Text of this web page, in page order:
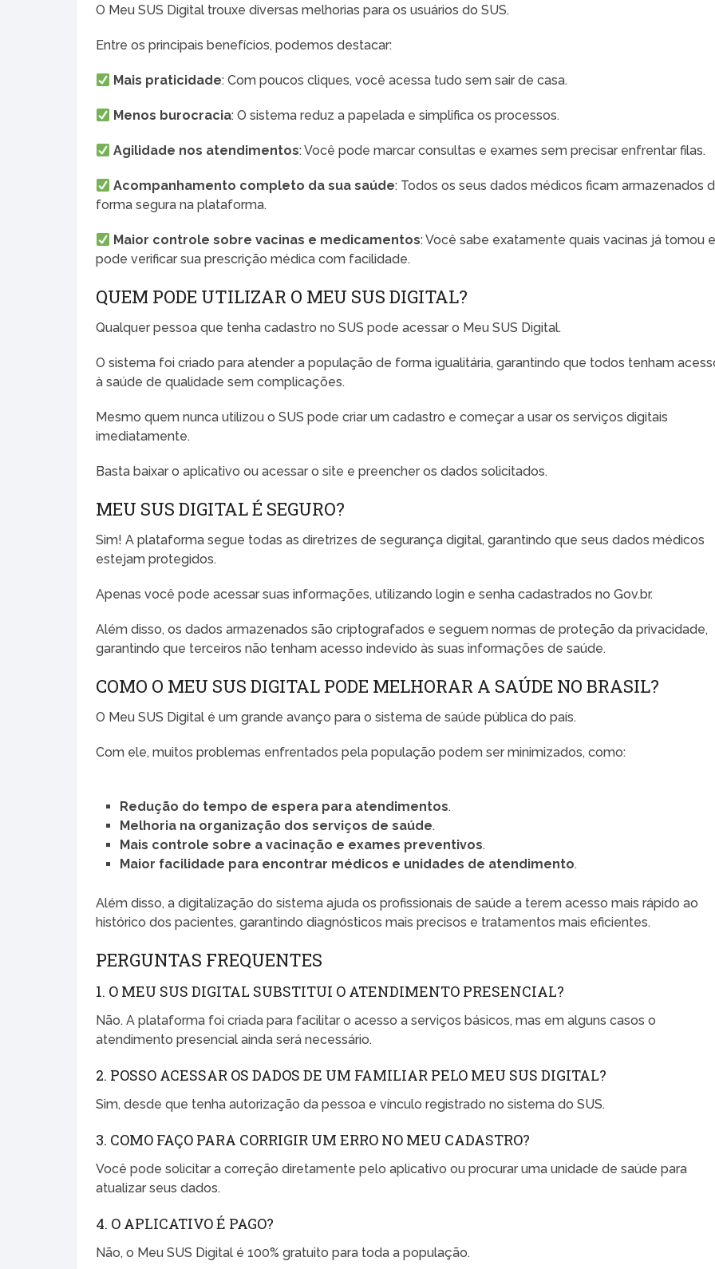
O Meu SUS Digital trouxe diversas melhorias para os usuários do SUS.
Entre os principais benefícios, podemos destacar:
Mais praticidade: Com poucos cliques, você acessa tudo sem sair de casa.
Menos burocracia: O sistema reduz a papelada e simplifica os processos.
Agilidade nos atendimentos: Você pode marcar consultas e exames sem precisar enfrentar filas.
Acompanhamento completo da sua saúde: Todos os seus dados médicos ficam armazenados
forma segura na plataforma.
Maior controle sobre vacinas e medicamentos: Você sabe exatamente quais vacinas já tomou
pode verificar sua prescrição médica com facilidade.
QUEM PODE UTILIZAR O MEU SUS DIGITAL?
Qualquer pessoa que tenha cadastro no SUS pode acessar o Meu SUS Digital.
O sistema foi criado para atender a população de forma igualitária, garantindo que todos tenham
à saúde de qualidade sem complicações.
Mesmo quem nunca utilizou o SUS pode criar um cadastro e começar a usar os serviços digitais
imediatamente.
Basta baixar o aplicativo ou acessar o site e preencher os dados solicitados.
MEU SUS DIGITAL É SEGURO?
Sim! A plataforma segue todas as diretrizes de segurança digital, garantindo que seus dados médicos
estejam protegidos.
Apenas você pode acessar suas informações, utilizando login e senha cadastrados no Gov.br.
Além disso, os dados armazenados são criptografados e seguem normas de proteção da privacidade,
garantindo que terceiros não tenham acesso indevido às suas informações de saúde.
COMO O MEU SUS DIGITAL PODE MELHORAR A SAÚDE NO BRASIL?
O Meu SUS Digital é um grande avanço para o sistema de saúde pública do país.
Com ele, muitos problemas enfrentados pela população podem ser minimizados, como:
Redução do tempo de espera para atendimentos.
Melhoria na organização dos serviços de saúde.
Mais controle sobre a vacinação e exames preventivos.
Maior facilidade para encontrar médicos e unidades de atendimento.
Além disso, a digitalização do sistema ajuda os profissionais de saúde a terem acesso mais rápido ao
histórico dos pacientes, garantindo diagnósticos mais precisos e tratamentos mais eficientes.
PERGUNTAS FREQUENTES
1. O MEU SUS DIGITAL SUBSTITUI O ATENDIMENTO PRESENCIAL?
Não. A plataforma foi criada para facilitar o acesso a serviços básicos, mas em alguns casos o
atendimento presencial ainda será necessário.
2. POSSO ACESSAR OS DADOS DE UM FAMILIAR PELO MEU SUS DIGITAL?
Sim, desde que tenha autorização da pessoa e vínculo registrado no sistema do SUS.
3. COMO FAÇO PARA CORRIGIR UM ERRO NO MEU CADASTRO?
Você pode solicitar a correção diretamente pelo aplicativo ou procurar uma unidade de saúde para
atualizar seus dados.
4. O APLICATIVO É PAGO?
Não, o Meu SUS Digital é 100% gratuito para toda a população.